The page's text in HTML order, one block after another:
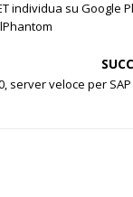
individua su Google
server veloce per SAP